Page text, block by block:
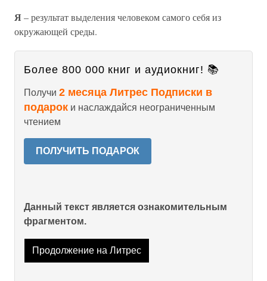
Я– результат выделения человеком самого себя из
окружающей среды.
Более 800 000 книг и аудиокниг! 📚
Получи 2 месяца Литрес Подписки в
подарок и наслаждайся неограниченным
чтением
ПОЛУЧИТЬ ПОДАРОК
Данный текст является ознакомительным
фрагментом.
Продолжение на Литрес